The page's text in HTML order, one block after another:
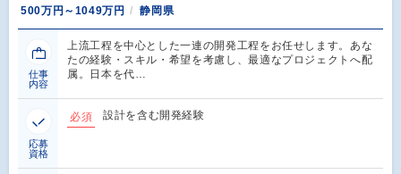
500万円～1049万円
静岡県
仕事
内容
上流工程を中心とした一連の開発工程をお任せします。あな
たの経験・スキル・希望を考慮し、最適なプロジェクトへ配
属。日本を代…
応募
資格
必須 設計を含む開発経験